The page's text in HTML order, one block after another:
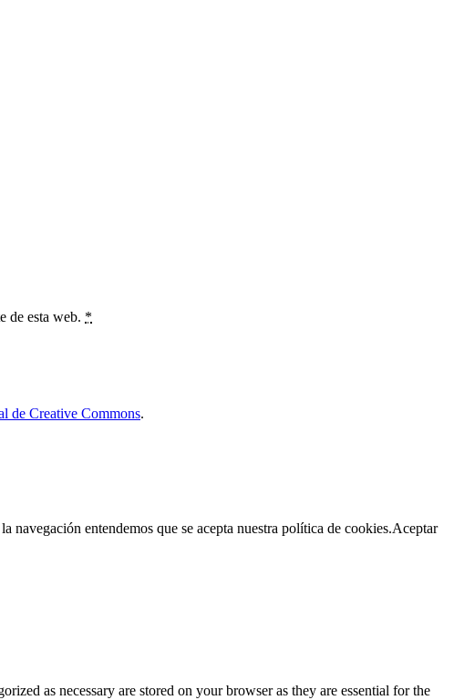
de esta web. *
de Creative Commons.
entendemos que se acepta nuestra política de cookies.Aceptar
as necessary are stored on your browser as they are essential for the